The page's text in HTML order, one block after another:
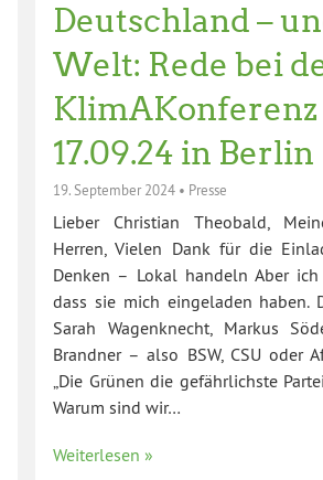
Deutschland –
Welt: Rede bei
KlimAKonferenz
17.09.24 in Berlin
19. September 2024 • Presse
Lieber Christian Theobald,
Herren, Vielen Dank für die
Denken – Lokal handeln Aber ich
dass sie mich eingeladen haben.
Sarah Wagenknecht, Markus
Brandner – also BSW, CSU oder
„Die Grünen die gefährlichste
Warum sind wir…
Weiterlesen »